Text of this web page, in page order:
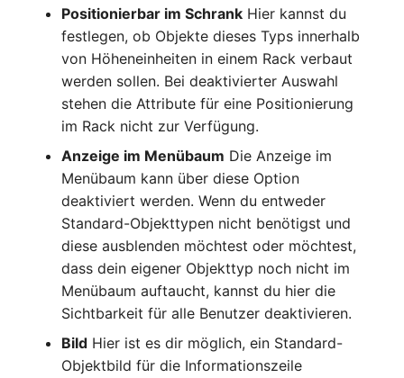
Rechenressourcen
Rechnung
Remote Management
Controller
Routing
Räumlich zugeordnete
Objekte
Schnittstelle
Schrank
Servicezuweisung
Positionierbar im Schrank Hier kannst du
festlegen, ob Objekte dieses Typs innerhalb
von Höheneinheiten in einem Rack verbaut
werden sollen. Bei deaktivierter Auswahl
stehen die Attribute für eine Positionierung
im Rack nicht zur Verfügung.
Anzeige im Menübaum Die Anzeige im
Menübaum kann über diese Option
deaktiviert werden. Wenn du entweder
Standard-Objekttypen nicht benötigst und
diese ausblenden möchtest oder möchtest,
dass dein eigener Objekttyp noch nicht im
Menübaum auftaucht, kannst du hier die
Sichtbarkeit für alle Benutzer deaktivieren.
Bild Hier ist es dir möglich, ein Standard-
Objektbild für die Informationszeile